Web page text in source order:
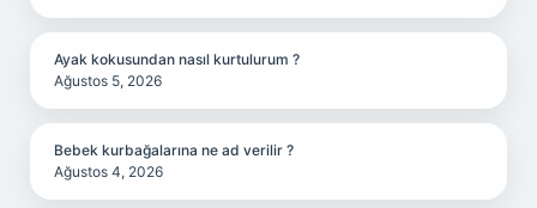
Ayak kokusundan nasıl kurtulurum ?
Ağustos 5, 2026
Bebek kurbağalarına ne ad verilir ?
Ağustos 4, 2026